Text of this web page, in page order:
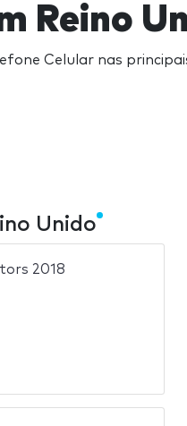
Reino
Celular nas
Unido
2018